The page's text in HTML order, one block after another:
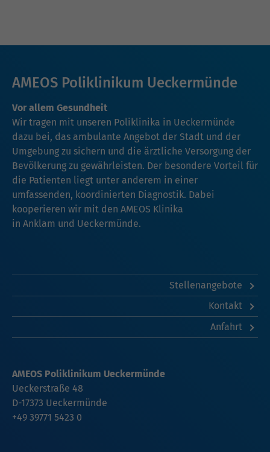
AMEOS Poliklinikum Ueckermünde
Vor allem Gesundheit
Wir tragen mit unseren Poliklinika in Ueckermünde
dazu bei, das ambulante Angebot der Stadt und der
Umgebung zu sichern und die ärztliche Versorgung der
Bevölkerung zu gewährleisten. Der besondere Vorteil für
die Patienten liegt unter anderem in einer
umfassenden, koordinierten Diagnostik. Dabei
kooperieren wir mit den AMEOS Klinika
in Anklam und Ueckermünde.
Stellenangebote
Kontakt
Anfahrt
AMEOS Poliklinikum Ueckermünde
Ueckerstraße 48
D-17373 Ueckermünde
+49 39771 5423 0